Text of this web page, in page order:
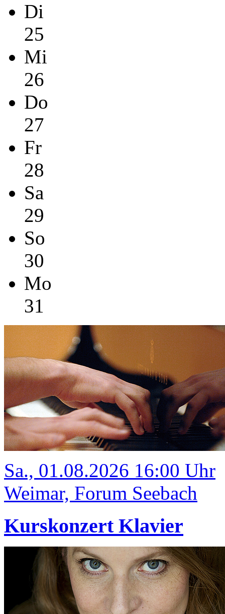
Di
25
Mi
26
Do
27
Fr
28
Sa
29
So
30
Mo
31
Sa., 01.08.2026 16:00 Uhr
Weimar, Forum Seebach
Kurskonzert Klavier